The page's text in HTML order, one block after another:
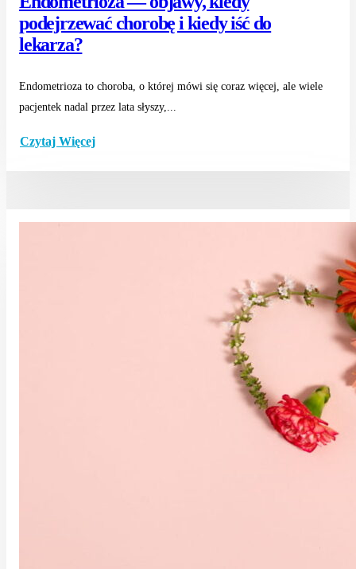
podejrzewać chorobę i kiedy iść do
lekarza?
Endometrioza to choroba, o której mówi się coraz więcej, ale wiele
pacjentek nadal przez lata słyszy,...
Czytaj Więcej